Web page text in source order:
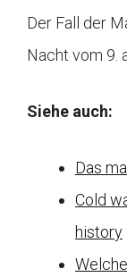
Der Fall der
Nacht vom 9.
Siehe auch:
Das
Cold
history